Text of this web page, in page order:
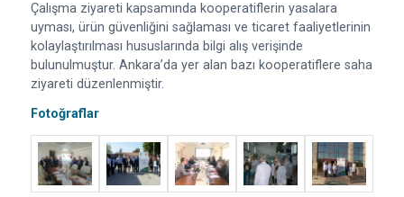
Çalışma ziyareti kapsamında kooperatiflerin yasalara
uyması, ürün güvenliğini sağlaması ve ticaret faaliyetlerinin
kolaylaştırılması hususlarında bilgi alış verişinde
bulunulmuştur. Ankara’da yer alan bazı kooperatiflere saha
ziyareti düzenlenmiştir.
Fotoğraflar